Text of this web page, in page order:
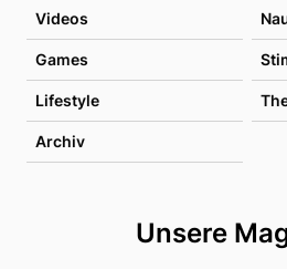
Videos
Games
Lifestyle
Archiv
Unsere